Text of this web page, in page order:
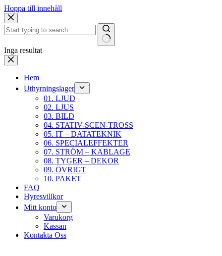
Hoppa till innehåll
Inga resultat
Hem
Uthyrningslager
01. LJUD
02. LJUS
03. BILD
04. STATIV-SCEN-TROSS
05. IT – DATATEKNIK
06. SPECIALEFFEKTER
07. STRÖM – KABLAGE
08. TYGER – DEKOR
09. ÖVRIGT
10. PAKET
FAQ
Hyresvillkor
Mitt konto
Varukorg
Kassan
Kontakta Oss